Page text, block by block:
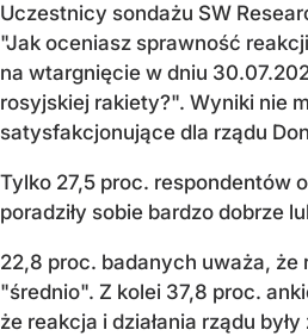
Uczestnicy sondażu SW
"Jak oceniasz sprawność
na wtargnięcie w dniu
rosyjskiej rakiety?". Wyniki nie
satysfakcjonujące dla rządu
Tylko 27,5 proc. respondentów
poradziły sobie bardzo dobrze
22,8 proc. badanych uważa, że
"średnio". Z kolei 37,8 proc.
że reakcja i działania rządu były